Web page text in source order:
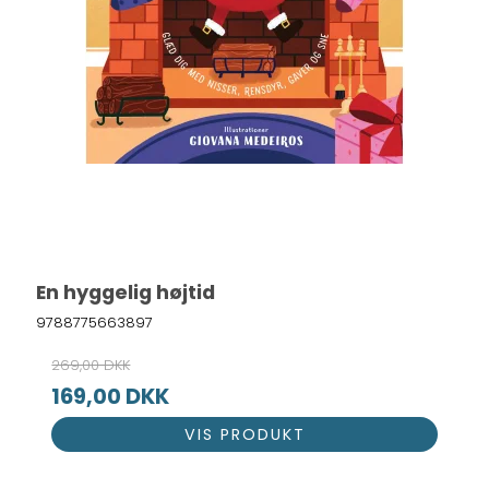
En hyggelig højtid
9788775663897
269,00 DKK
169,00 DKK
VIS PRODUKT